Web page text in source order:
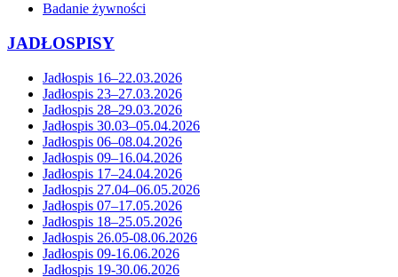
Badanie żywności
JADŁOSPISY
Jadłospis 16–22.03.2026
Jadłospis 23–27.03.2026
Jadłospis 28–29.03.2026
Jadłospis 30.03–05.04.2026
Jadłospis 06–08.04.2026
Jadłospis 09–16.04.2026
Jadłospis 17–24.04.2026
Jadłospis 27.04–06.05.2026
Jadłospis 07–17.05.2026
Jadłospis 18–25.05.2026
Jadłospis 26.05-08.06.2026
Jadłospis 09-16.06.2026
Jadłospis 19-30.06.2026